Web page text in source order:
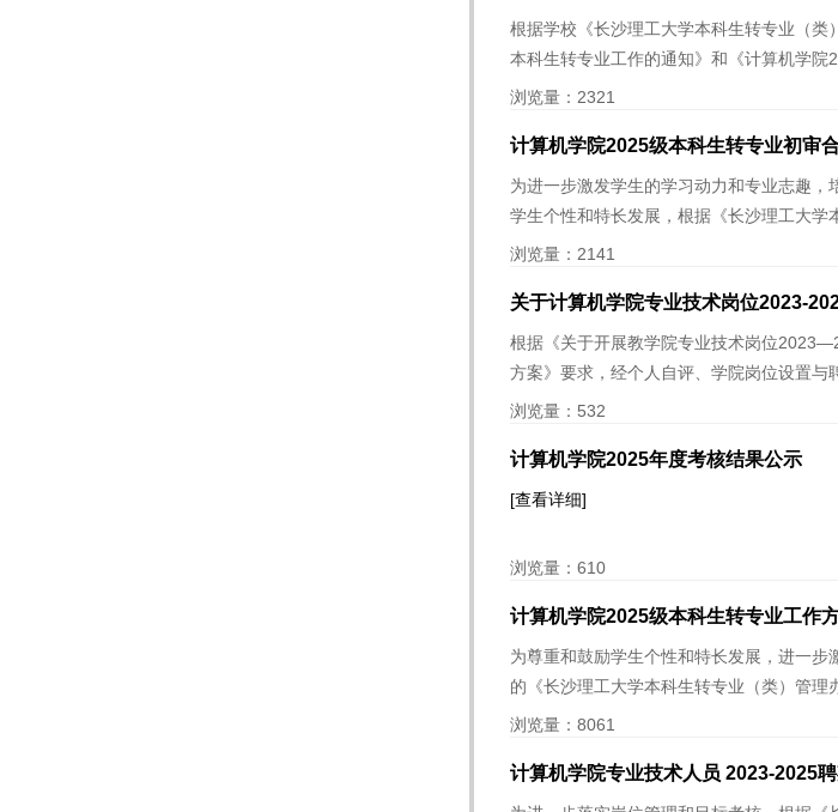
根据学校《长沙理工大学本科生转专业（
本科生转专业工作的通知》和《计算机学院
浏览量： 2321
计算机学院2025级本科生转专业初审
为进一步激发学生的学习动力和专业志趣
学生个性和特长发展，根据《长沙理工大学
浏览量： 2141
关于计算机学院专业技术岗位2023-
根据《关于开展教学院专业技术岗位
方案》要求，经个人自评、学院岗位设置与
浏览量： 532
计算机学院2025年度考核结果公示
[查看详细]
浏览量： 610
计算机学院2025级本科生转专业工作
为尊重和鼓励学生个性和特长发展，进一
的《长沙理工大学本科生转专业（类）管理
浏览量： 8061
计算机学院专业技术人员 2023-2025